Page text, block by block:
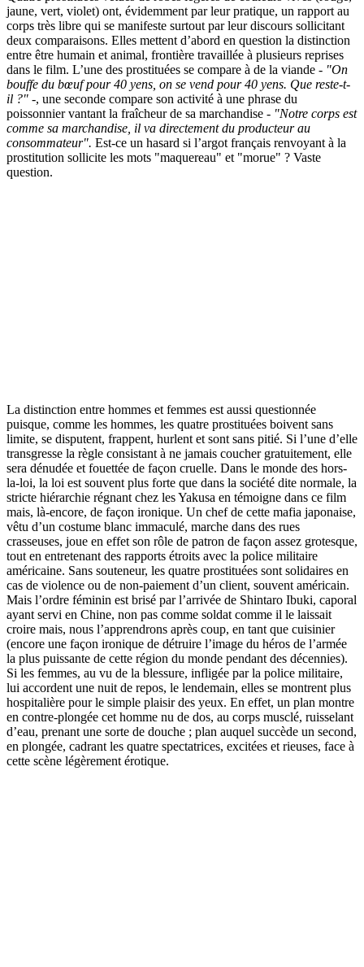
jaune, vert, violet) ont, évidemment par leur pratique, un rapport au
corps très libre qui se manifeste surtout par leur discours sollicitant
deux comparaisons. Elles mettent d’abord en question la distinction
entre être humain et animal, frontière travaillée à plusieurs reprises
dans le film. L’une des prostituées se compare à de la viande - "On
bouffe du bœuf pour 40 yens, on se vend pour 40 yens. Que reste-t-
il ?" -, une seconde compare son activité à une phrase du
poissonnier vantant la fraîcheur de sa marchandise - "Notre corps est
comme sa marchandise, il va directement du producteur au
consommateur". Est-ce un hasard si l’argot français renvoyant à la
prostitution sollicite les mots "maquereau" et "morue" ? Vaste
question.
La distinction entre hommes et femmes est aussi questionnée
puisque, comme les hommes, les quatre prostituées boivent sans
limite, se disputent, frappent, hurlent et sont sans pitié. Si l’une d’elle
transgresse la règle consistant à ne jamais coucher gratuitement, elle
sera dénudée et fouettée de façon cruelle. Dans le monde des hors-
la-loi, la loi est souvent plus forte que dans la société dite normale, la
stricte hiérarchie régnant chez les Yakusa en témoigne dans ce film
mais, là-encore, de façon ironique. Un chef de cette mafia japonaise,
vêtu d’un costume blanc immaculé, marche dans des rues
crasseuses, joue en effet son rôle de patron de façon assez grotesque,
tout en entretenant des rapports étroits avec la police militaire
américaine. Sans souteneur, les quatre prostituées sont solidaires en
cas de violence ou de non-paiement d’un client, souvent américain.
Mais l’ordre féminin est brisé par l’arrivée de Shintaro Ibuki, caporal
ayant servi en Chine, non pas comme soldat comme il le laissait
croire mais, nous l’apprendrons après coup, en tant que cuisinier
(encore une façon ironique de détruire l’image du héros de l’armée
la plus puissante de cette région du monde pendant des décennies).
Si les femmes, au vu de la blessure, infligée par la police militaire,
lui accordent une nuit de repos, le lendemain, elles se montrent plus
hospitalière pour le simple plaisir des yeux. En effet, un plan montre
en contre-plongée cet homme nu de dos, au corps musclé, ruisselant
d’eau, prenant une sorte de douche ; plan auquel succède un second,
en plongée, cadrant les quatre spectatrices, excitées et rieuses, face à
cette scène légèrement érotique.